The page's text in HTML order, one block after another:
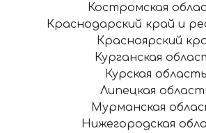
Костромская
Краснодарский край и
Красноярский
Курганская
Курская область
Липецкая
Мурманская
Нижегородская